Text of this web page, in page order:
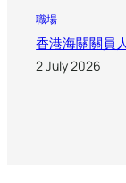
職場
香港海關關員
2 July 2026